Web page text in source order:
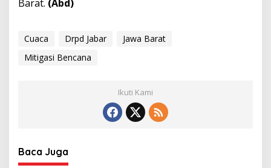
Barat. (Abd)
Cuaca Drpd Jabar
Jawa Barat
Mitigasi Bencana
Ikuti Kami
Baca Juga